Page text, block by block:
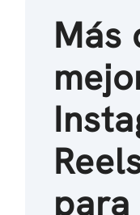
Más
para